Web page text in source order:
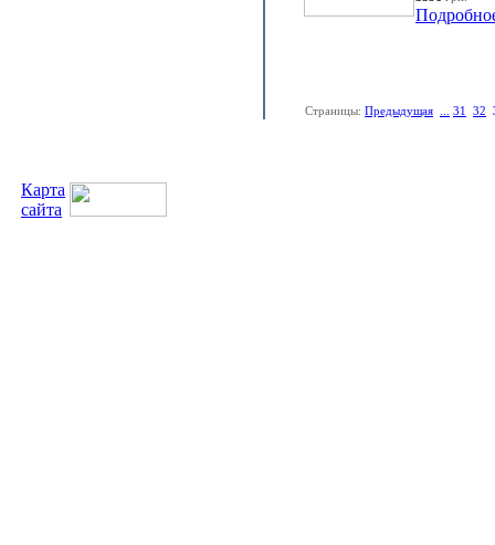
Страницы: Предыдущая 31 32
Карта
сайта